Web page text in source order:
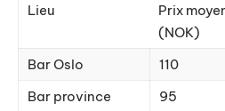
Lieu
Prix
(NOK)
Bar Oslo
110
Bar province
95